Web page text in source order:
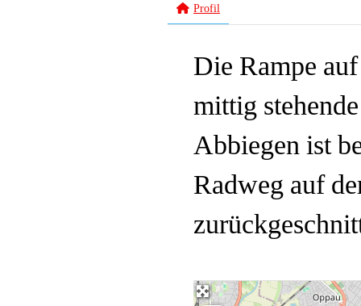
Profil
Die Rampe
mittig
Abbiegen ist
Radweg auf